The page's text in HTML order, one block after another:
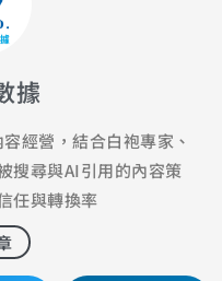
據
經營，結合白袍專家、
搜尋與AI引用的內容策
任與轉換率